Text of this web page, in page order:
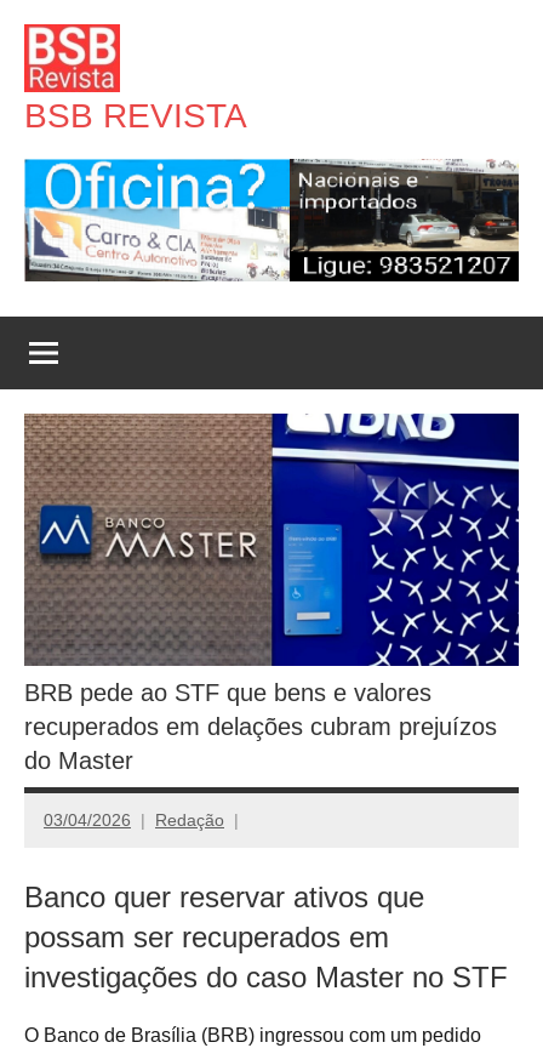
para
conteúdo
BSB REVISTA
BRB pede ao STF que bens e valores
recuperados em delações cubram prejuízos
do Master
03/04/2026 Redação
Banco quer reservar ativos que
possam ser recuperados em
investigações do caso Master no STF
O Banco de Brasília (BRB) ingressou com um pedido